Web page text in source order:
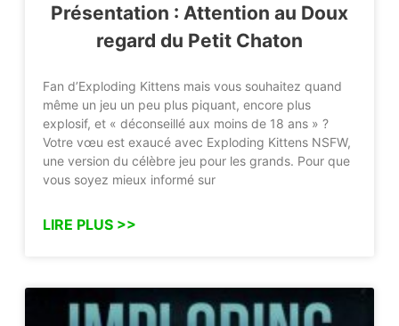
Présentation : Attention au Doux
regard du Petit Chaton
Fan d’Exploding Kittens mais vous souhaitez quand
même un jeu un peu plus piquant, encore plus
explosif, et « déconseillé aux moins de 18 ans » ?
Votre vœu est exaucé avec Exploding Kittens NSFW,
une version du célèbre jeu pour les grands. Pour que
vous soyez mieux informé sur
LIRE PLUS >>